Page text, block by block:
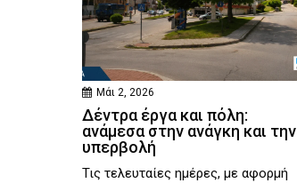
Μάι 2, 2026
Δέντρα έργα και πόλη:
ανάμεσα στην ανάγκη και την
υπερβολή
Τις τελευταίες ημέρες, με αφορμή